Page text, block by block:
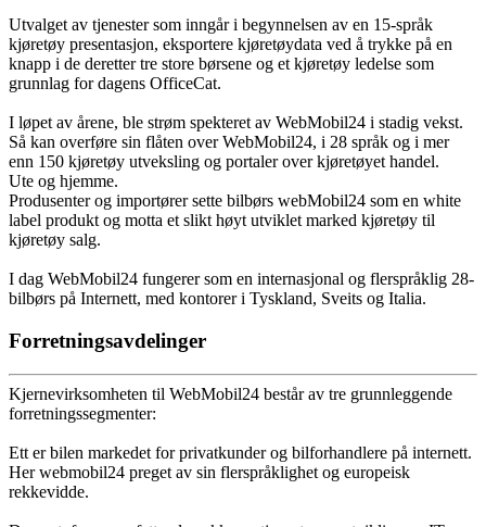
Utvalget av tjenester som inngår i begynnelsen av en 15-språk
kjøretøy presentasjon, eksportere kjøretøydata ved å trykke på en
knapp i de deretter tre store børsene og et kjøretøy ledelse som
grunnlag for dagens OfficeCat.
I løpet av årene, ble strøm spekteret av WebMobil24 i stadig vekst.
Så kan overføre sin flåten over WebMobil24, i 28 språk og i mer
enn 150 kjøretøy utveksling og portaler over kjøretøyet handel.
Ute og hjemme.
Produsenter og importører sette bilbørs webMobil24 som en white
label produkt og motta et slikt høyt utviklet marked kjøretøy til
kjøretøy salg.
I dag WebMobil24 fungerer som en internasjonal og flerspråklig 28-
bilbørs på Internett, med kontorer i Tyskland, Sveits og Italia.
Forretningsavdelinger
Kjernevirksomheten til WebMobil24 består av tre grunnleggende
forretningssegmenter:
Ett er bilen markedet for privatkunder og bilforhandlere på internett.
Her webmobil24 preget av sin flerspråklighet og europeisk
rekkevidde.